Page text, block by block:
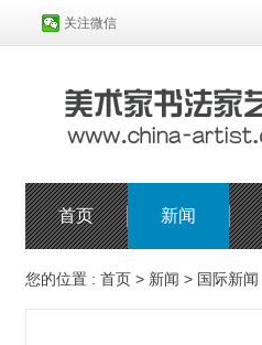
关注微信
首页 新闻
您的位置 : 首页 > 新闻 > 国际新闻